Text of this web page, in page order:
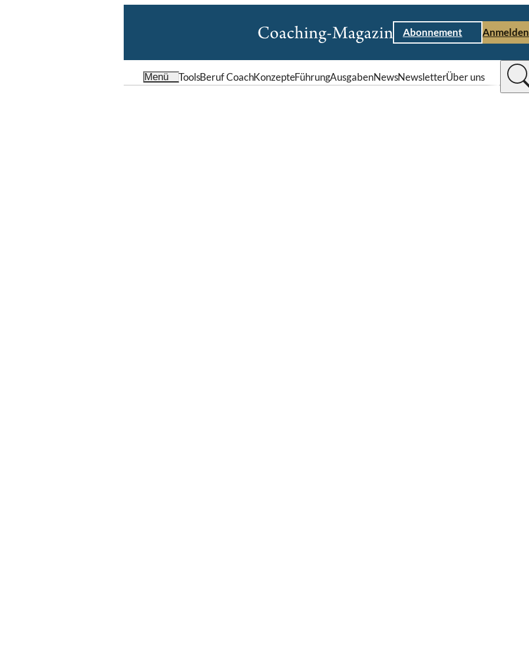
Abonnement Anmelden
Menü ToolsBeruf CoachKonzepteFührungAusgabenNewsNewsletterÜber uns